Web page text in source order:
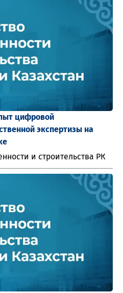
цифровой
экспертизы на
и строительства РК